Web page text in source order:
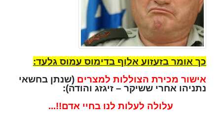
כך אומר בזעזוע אלוף בדימוס עמוס גלעד:
אישור מכירת הצוללות למצרים (שנתן בחשאי
נתניהו אחרי ששיקר – זיגזג והודה):
עלולה לעלות לנו בחיי אדם!!...